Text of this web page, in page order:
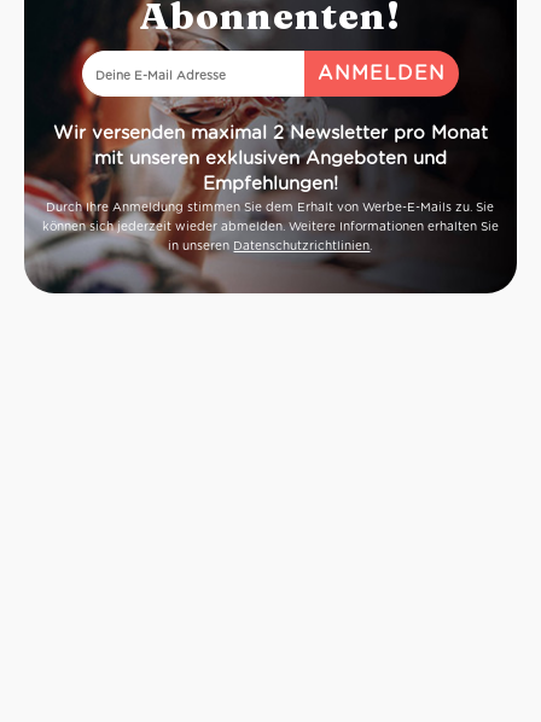
Abonnenten!
Wir versenden maximal 2 Newsletter pro Monat
mit unseren exklusiven Angeboten und
Empfehlungen!
Durch Ihre Anmeldung stimmen Sie dem Erhalt von Werbe-E-Mails zu. Sie
können sich jederzeit wieder abmelden. Weitere Informationen erhalten Sie
in unseren Datenschutzrichtlinien